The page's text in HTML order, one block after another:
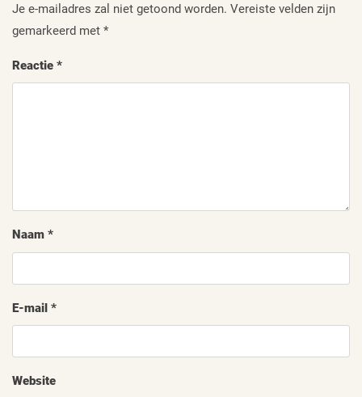
Je e-mailadres zal niet getoond worden. Vereiste velden zijn
gemarkeerd met *
Reactie *
Naam *
E-mail *
Website